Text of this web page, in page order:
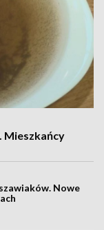
Mieszkańcy
Nowe